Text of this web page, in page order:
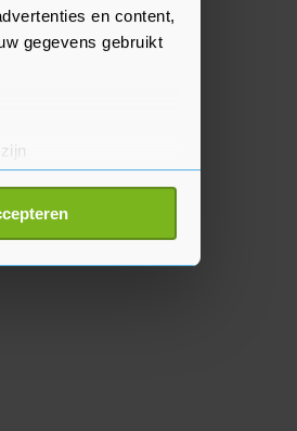
en content,
gegevens gebruikt